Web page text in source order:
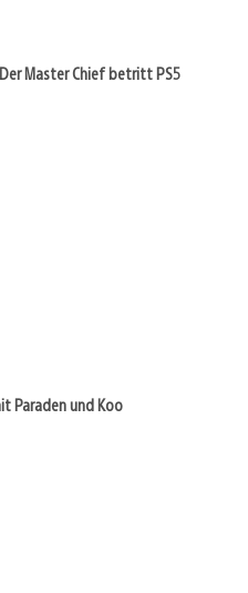
Master Chief betritt PS5
Paraden und Koo